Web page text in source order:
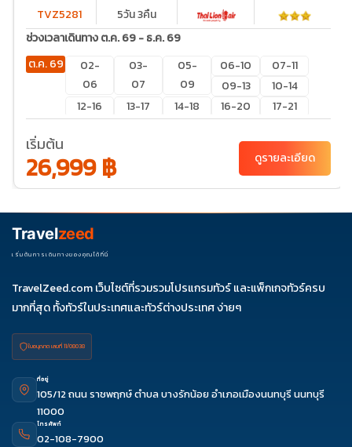
TVZ5281 5วัน 3คืน
ช่วงเวลาเดินทาง ต.ค. 69 - ธ.ค. 69
ต.ค. 69
02-
06
03-
07
05-
09
06-10
07-11
09-13
10-14
12-16
13-17 14-18 16-20
17-21
28-01
02
31-04
พ.ย. 69
01-05
03-
04-
05-
07-11
10-14
24-28
25-29
26-
30
28-
02
29-
เริ่มต้น
26,999 ฿ ดูรายละเอียด
Travelzeed
เริ่มต้นการเดินทางของคุณได้ที่นี่
TravelZeed.com เว็บไซต์ที่รวมรวมโปรแกรมทัวร์ และแพ็กเกจทัวร์ครบ
มากที่สุด ทั้งทัวร์ในประเทศและทัวร์ต่างประเทศ ง่ายๆ
ใบอนุญาต เลขที่ 11/08038
ที่อยู่
105/12 ถนน ราชพฤกษ์ ตำบล บางรักน้อย อำเภอเมืองนนทบุรี นนทบุรี
11000
โทรศัพท์
02-108-7900